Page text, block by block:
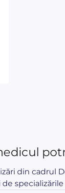
din cadrul
specializările